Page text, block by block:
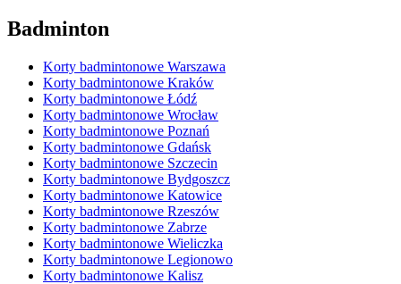
Badminton
Korty badmintonowe Warszawa
Korty badmintonowe Kraków
Korty badmintonowe Łódź
Korty badmintonowe Wrocław
Korty badmintonowe Poznań
Korty badmintonowe Gdańsk
Korty badmintonowe Szczecin
Korty badmintonowe Bydgoszcz
Korty badmintonowe Katowice
Korty badmintonowe Rzeszów
Korty badmintonowe Zabrze
Korty badmintonowe Wieliczka
Korty badmintonowe Legionowo
Korty badmintonowe Kalisz